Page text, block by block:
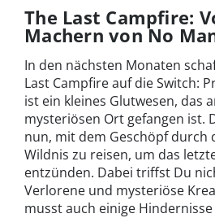
The Last Campfire:
Machern von No
In den nächsten Monaten
Last Campfire auf die Switch:
ist ein kleines Glutwesen, das
mysteriösen Ort gefangen ist.
nun, mit dem Geschöpf durch
Wildnis zu reisen, um das
entzünden. Dabei triffst Du
Verlorene und mysteriöse
musst auch einige